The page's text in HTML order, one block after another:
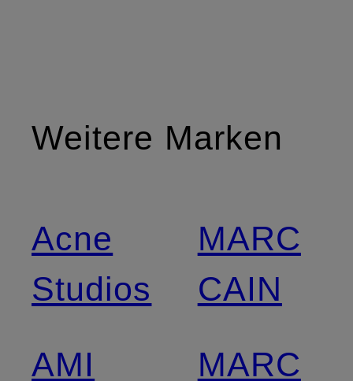
Weitere Marken
Acne
Studios
AMI
MARC
CAIN
MARC